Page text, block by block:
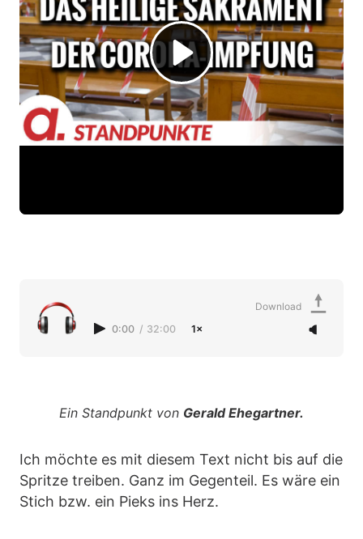
0:00 / 32:00 1×
Download
Ein Standpunkt von Gerald Ehegartner.
Ich möchte es mit diesem Text nicht bis auf die
Spritze treiben. Ganz im Gegenteil. Es wäre ein
Stich bzw. ein Pieks ins Herz.